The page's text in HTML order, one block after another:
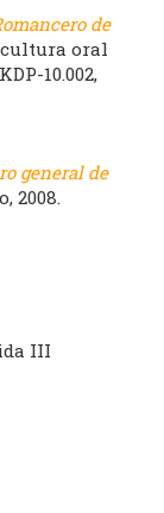
de
oral
10.002,
general de
2008.
III